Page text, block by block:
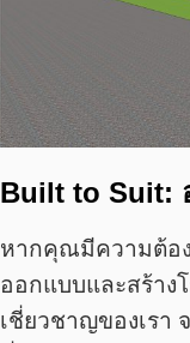
Built to Suit:
หากคุณมีความต้อง
ออกแบบและสร้าง
เชี่ยวชาญของเรา